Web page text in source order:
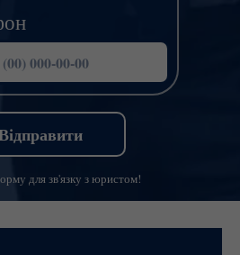
для зв'язку з юристом!